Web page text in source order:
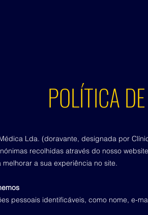
POLÍTICA
Lda. (doravante, designada por
recolhidas através do nosso
a sua experiência no site.
pessoais identificáveis, como nome, e-